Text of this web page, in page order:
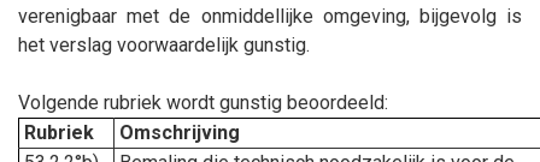
verenigbaar met de onmiddellijke omgeving, bijgevolg is
het verslag voorwaardelijk gunstig.
Volgende rubriek wordt gunstig beoordeeld:
Rubriek
Omschrijving